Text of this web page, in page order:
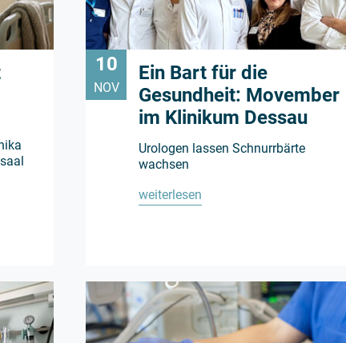
10
NOV
Ein Bart für die
Gesundheit: Movember
im Klinikum Dessau
Urologen lassen Schnurrbärte
wachsen
weiterlesen